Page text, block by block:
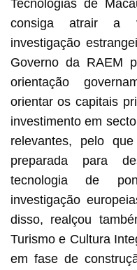
Tecnologias de
consiga atrair a
investigação
Governo da RAEM
orientação
orientar os capitais
investimento em
relevantes, pelo
preparada para
tecnologia de
investigação
disso, realçou
Turismo e Cultura
em fase de